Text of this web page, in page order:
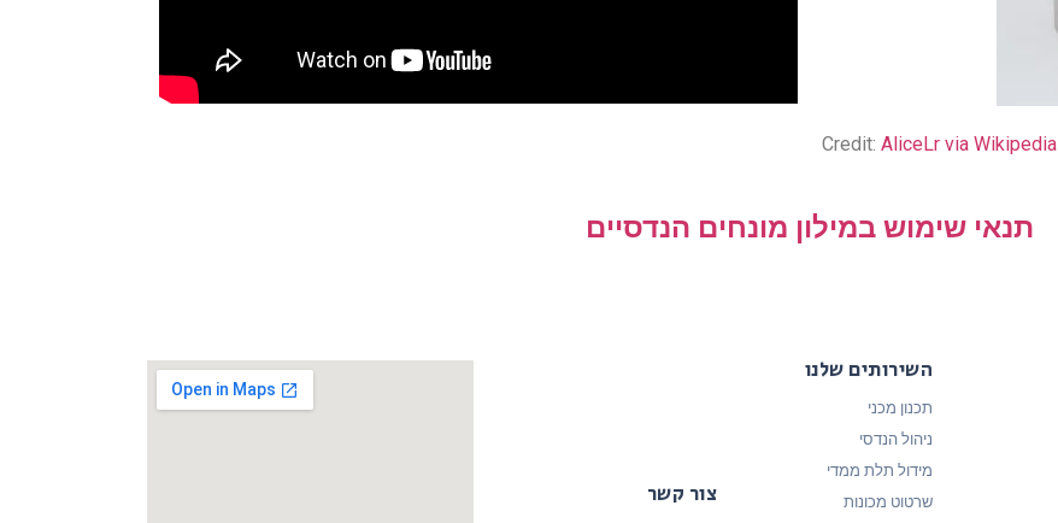
Credit: AliceLr via Wikipedia
תנאי שימוש במילון מונחים הנדסיים
השירותים שלנו
תכנון מכני
ניהול הנדסי
מידול תלת ממדי
שרטוט מכונות
צור קשר